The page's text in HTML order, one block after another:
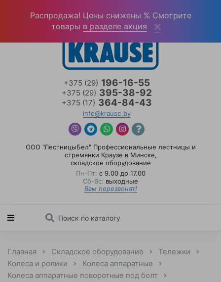
+375 (29) 196-16-55
+375 (29) 395-38-92
+375 (17) 364-84-43
info@krause.by
ООО "ЛестницыБел" Профессиональные лестницы и
стремянки Краузе в Минске,
складское оборудование
Пн-Пт: с 9.00 до 17.00
Сб-Вс: выходные
Вам перезвонят!
Главная Складское оборудование
Тележки
Колеса и ролики
Колеса аппаратные
Колеса аппаратные поворотные под болт
Распродажа! Цены снижены % Смотрите
товары в разделе акция